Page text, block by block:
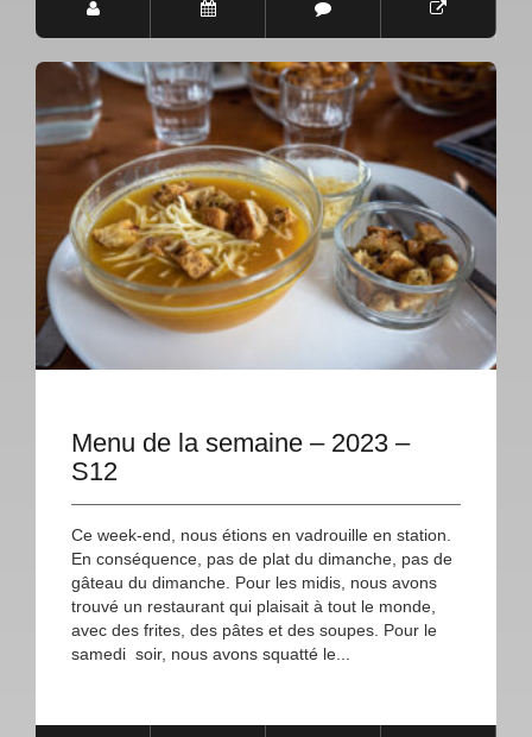
Menu de la semaine – 2023 –
S12
Ce week-end, nous étions en vadrouille en station.
En conséquence, pas de plat du dimanche, pas de
gâteau du dimanche. Pour les midis, nous avons
trouvé un restaurant qui plaisait à tout le monde,
avec des frites, des pâtes et des soupes. Pour le
samedi soir, nous avons squatté le...